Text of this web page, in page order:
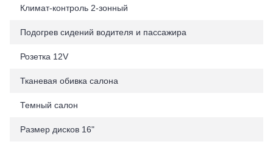
Климат-контроль 2-зонный
Подогрев сидений водителя и пассажира
Розетка 12V
Тканевая обивка салона
Темный салон
Размер дисков 16"